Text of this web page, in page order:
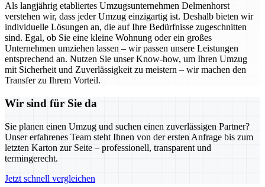
Als langjährig etabliertes Umzugsunternehmen Delmenhorst
verstehen wir, dass jeder Umzug einzigartig ist. Deshalb bieten wir
individuelle Lösungen an, die auf Ihre Bedürfnisse zugeschnitten
sind. Egal, ob Sie eine kleine Wohnung oder ein großes
Unternehmen umziehen lassen – wir passen unsere Leistungen
entsprechend an. Nutzen Sie unser Know-how, um Ihren Umzug
mit Sicherheit und Zuverlässigkeit zu meistern – wir machen den
Transfer zu Ihrem Vorteil.
Wir sind für Sie da
Sie planen einen Umzug und suchen einen zuverlässigen Partner?
Unser erfahrenes Team steht Ihnen von der ersten Anfrage bis zum
letzten Karton zur Seite – professionell, transparent und
termingerecht.
Jetzt schnell vergleichen